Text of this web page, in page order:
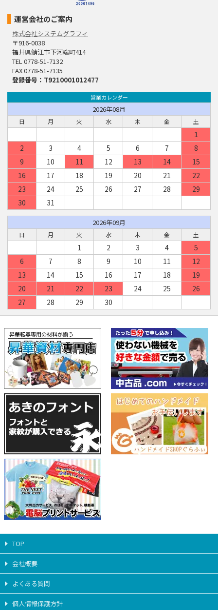
運営会社のご案内
株式会社システムグラフィ
〒916-0038
福井県鯖江市下河端町414
TEL 0778-51-7132
FAX 0778-51-7135
登録番号：T9210001012477
営業カレンダー
2026年08月
日 月 火 水 木 金 土
1
2
3 4 5 6 7
8
9
10 11 12 13 14
15
16
17 18 19 20 21
22
23
24 25 26 27 28
29
30
31
2026年09月
日 月 火 水 木 金 土
1 2 3 4
5
6
7 8 9 10 11
12
13
14 15 16 17 18
19
20
21 22 23 24 25
26
27
28 29 30
TOP
会社概要
よくある質問
個人情報保護方針